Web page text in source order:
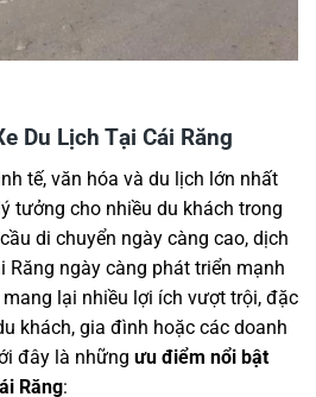
Du Lịch Tại Cái Răng
tế, văn hóa và du lịch lớn nhất
tưởng cho nhiều du khách trong
di chuyển ngày càng cao, dịch
Răng ngày càng phát triển mạnh
mang lại nhiều lợi ích vượt trội, đặc
khách, gia đình hoặc các doanh
đây là những ưu điểm nổi bật
Răng: